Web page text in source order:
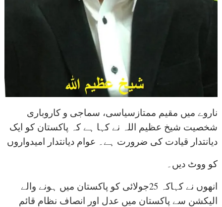
ناروے میں مقیم ممتازسیاسی، سماجی و کاروباری
شخصیت شیخ عظیم اللہ نے کہا ہے کہ پاکستان کو ایک
دیانتدار قیادت کی ضرورت ہے۔ عوام دیانتدار امیدواروں
کو ووٹ دیں۔
انھوں نے کہاکہ 25جولائی کو پاکستان میں ہونے والے
الیکشن سے پاکستان میں عدل اور انصاف نظام قائم